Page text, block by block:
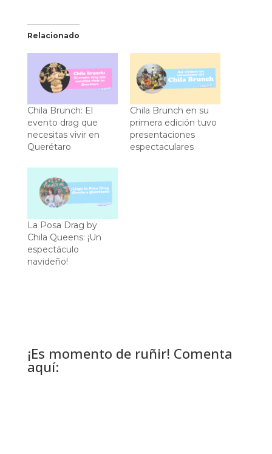
Relacionado
Chila Brunch: El
evento drag que
necesitas vivir en
Querétaro
Chila Brunch en su
primera edición tuvo
presentaciones
espectaculares
La Posa Drag by
Chila Queens: ¡Un
espectáculo
navideño!
¡Es momento de ruñir! Comenta
aquí: